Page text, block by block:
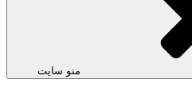
منو سایت